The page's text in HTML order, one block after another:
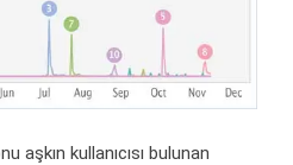
aşkın kullanıcısı bulunan